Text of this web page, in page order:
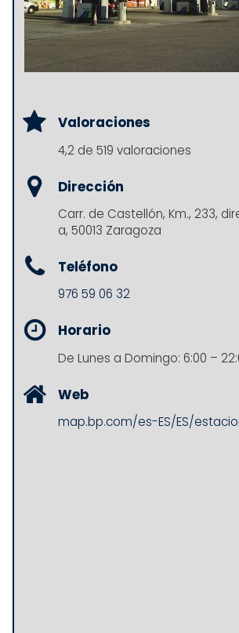
Valoraciones
4,2 de 519 valoraciones
Dirección
Carr. de Castellón, Km., 233,
a, 50013 Zaragoza
Teléfono
976 59 06 32
Horario
De Lunes a Domingo: 6:00 –
Web
map.bp.com/es-ES/ES/